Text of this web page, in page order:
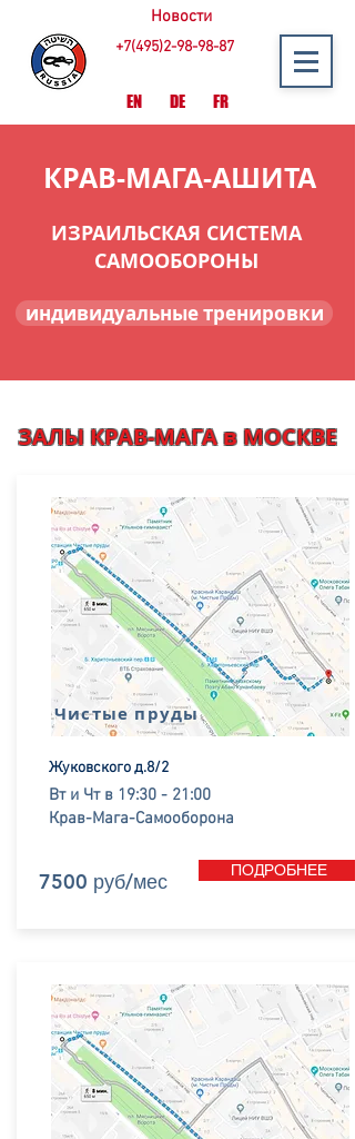
+7(495)2-98-98-87
DE
EN FR
Новости
КРАВ-МАГА-АШИТА
ИЗРАИЛЬСКАЯ СИСТЕМА
САМООБОРОНЫ
индивидуальные тренировки
ЗАЛЫ КРАВ-МАГА в МОСКВЕ
Жуковского д.8/2
Чистые пруды
Вт и Чт в 19:30 - 21:00
Крав-Мага-Самооборона
7500 руб/мес ПОДРОБНЕЕ